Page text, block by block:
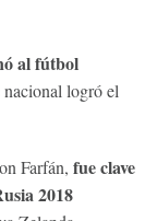
al fútbol
nacional logró el
Farfán, fue clave
2018